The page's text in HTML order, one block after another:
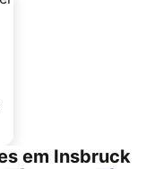
em Insbruck